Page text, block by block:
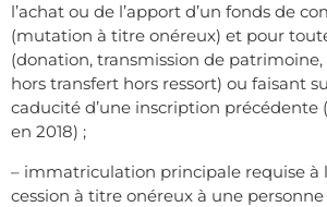
l’achat ou de l’apport d’un fonds de
(mutation à titre onéreux) et pour
(donation, transmission de
hors transfert hors ressort) ou faisant
caducité d’une inscription précédente
en 2018) ;
– immatriculation principale requise à
cession à titre onéreux à une